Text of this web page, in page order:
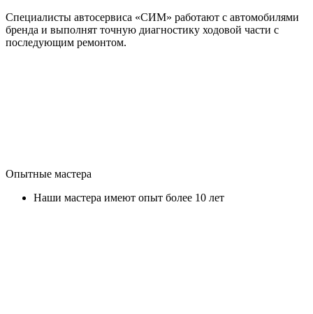
Специалисты автосервиса «СИМ» работают с автомобилями
бренда и выполнят точную диагностику ходовой части с
последующим ремонтом.
Опытные мастера
Наши мастера имеют опыт более 10 лет